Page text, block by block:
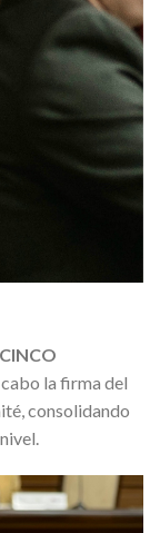
la firma del
consolidando